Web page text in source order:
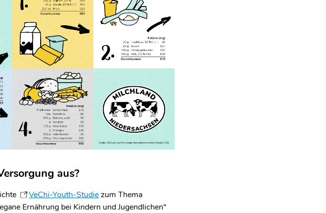
aus?
VeChi-Youth-Studiezum Thema
Ernährung bei Kindern und Jugendlichen“